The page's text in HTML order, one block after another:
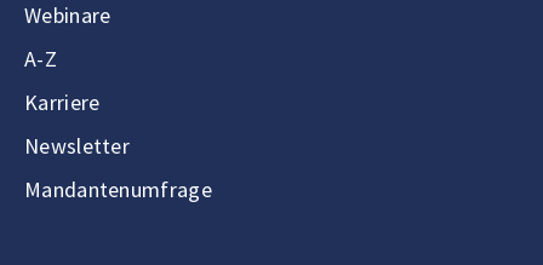
Webinare
A-Z
Karriere
Newsletter
Mandantenumfrage